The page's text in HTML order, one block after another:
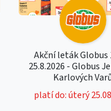
Akční leták Globus
25.8.2026 - Globus
Karlových
platí do: úterý